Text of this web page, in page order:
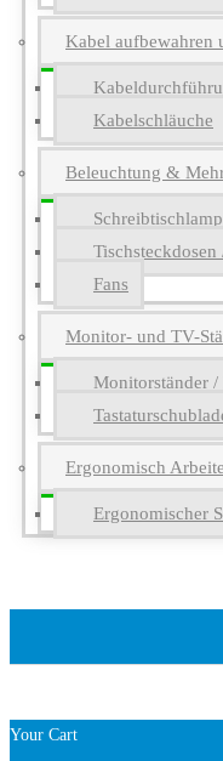
Kabel aufbewahren
Kabelschläuche
Beleuchtung &
Tischsteckdosen
Fans
Monitor- und TV-
Monitorständer
Ergonomisch
Ergonomischer
Your Cart